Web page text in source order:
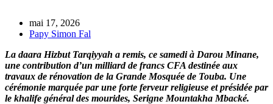
mai 17, 2026
Papy Simon Fal
La daara Hizbut Tarqiyyah a remis, ce samedi à Darou Minane,
une contribution d’un milliard de francs CFA destinée aux
travaux de rénovation de la Grande Mosquée de Touba. Une
cérémonie marquée par une forte ferveur religieuse et présidée par
le khalife général des mourides, Serigne Mountakha Mbacké.